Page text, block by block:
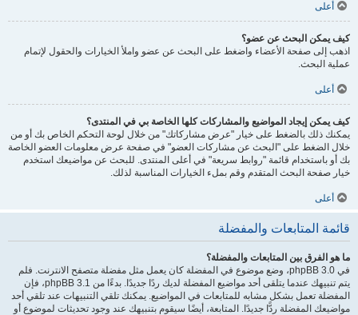
أعلى
كيف يمكن البحث عن عضو؟
اذهب إلى صفحة الأعضاء واضغط على البحث عن عضو واملأ الخيارات والحقول لإتمام
عملية البحث.
أعلى
كيف يمكن إيجاد المواضيع والمشاركات كلها الخاصة بي في المنتدى؟
يمكنك ذلك بالضغط على خيار "عرض مشاركاتك" من خلال لوحة التحكم الخاص بك أو من
خلال الضغط على "البحث عن مشاركات العضو" في صفحة عرض معلومات العضو الخاصة
بك أو باستخدام قائمة "روابط سريعة" في أعلى المنتدى. للبحث عن مواضيعك استخدم
خيار صفحة البحث المتقدم وقم بملء الخيارات المناسبة لذلك.
أعلى
قائمة المتابعات والمفضلة
ما هو الفرق بين المتابعات والمفضلة؟
في phpBB 3.0، وضع موضوع في المفضلة كان يعمل مثل مفضلة متصفح الانترنت. فلم
يتم تنبيهك عندما يتلقى أحد مواضيع المفضلة لديك ردًا جديدًا. بدءًا من phpBB 3.1، فإن
المفضلة تعمل بشكل مشابه للمتابعات في المواضيع. يمكنك تلقي التنبيهات عند تلقي أحد
مواضيعك المفضلة ردًّا جديدًا. المتابعة، أيضًا سيقوم بتنبيهك عند وجود تحديثات لموضوع أو